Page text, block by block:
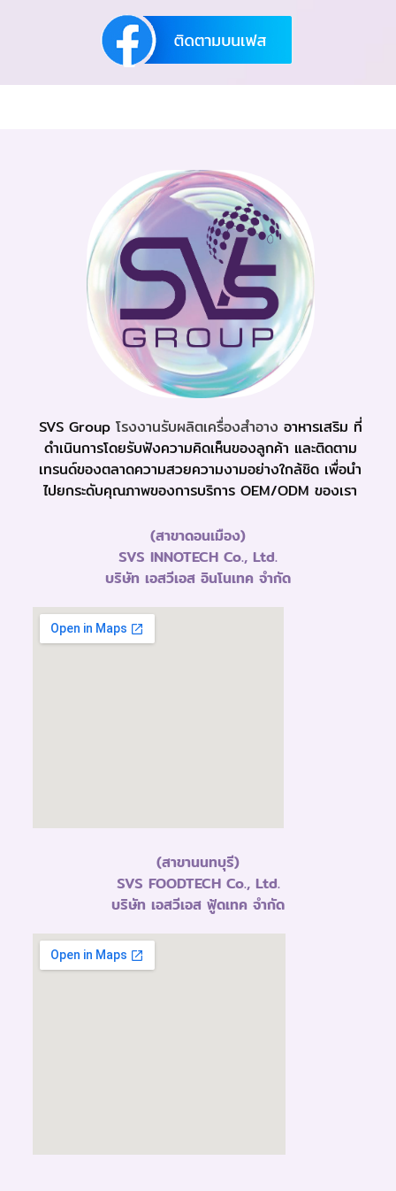
SVS Group โรงงานรับผลิตเครื่องสำอาง อาหารเสริม ที่
ดำเนินการโดยรับฟังความคิดเห็นของลูกค้า และติดตาม
เทรนด์ของตลาดความสวยความงามอย่างใกล้ชิด เพื่อนำ
ไปยกระดับคุณภาพของการบริการ OEM/ODM ของเรา
(สาขาดอนเมือง)
SVS INNOTECH Co., Ltd.
บริษัท เอสวีเอส อินโนเทค จำกัด
(สาขานนทบุรี)
SVS FOODTECH Co., Ltd.
บริษัท เอสวีเอส ฟู้ดเทค จำกัด